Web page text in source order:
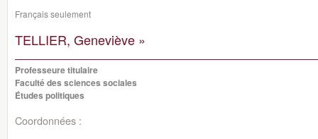
Français seulement
TELLIER, Geneviève »
Professeure titulaire
Faculté des sciences sociales
Études politiques
Coordonnées :